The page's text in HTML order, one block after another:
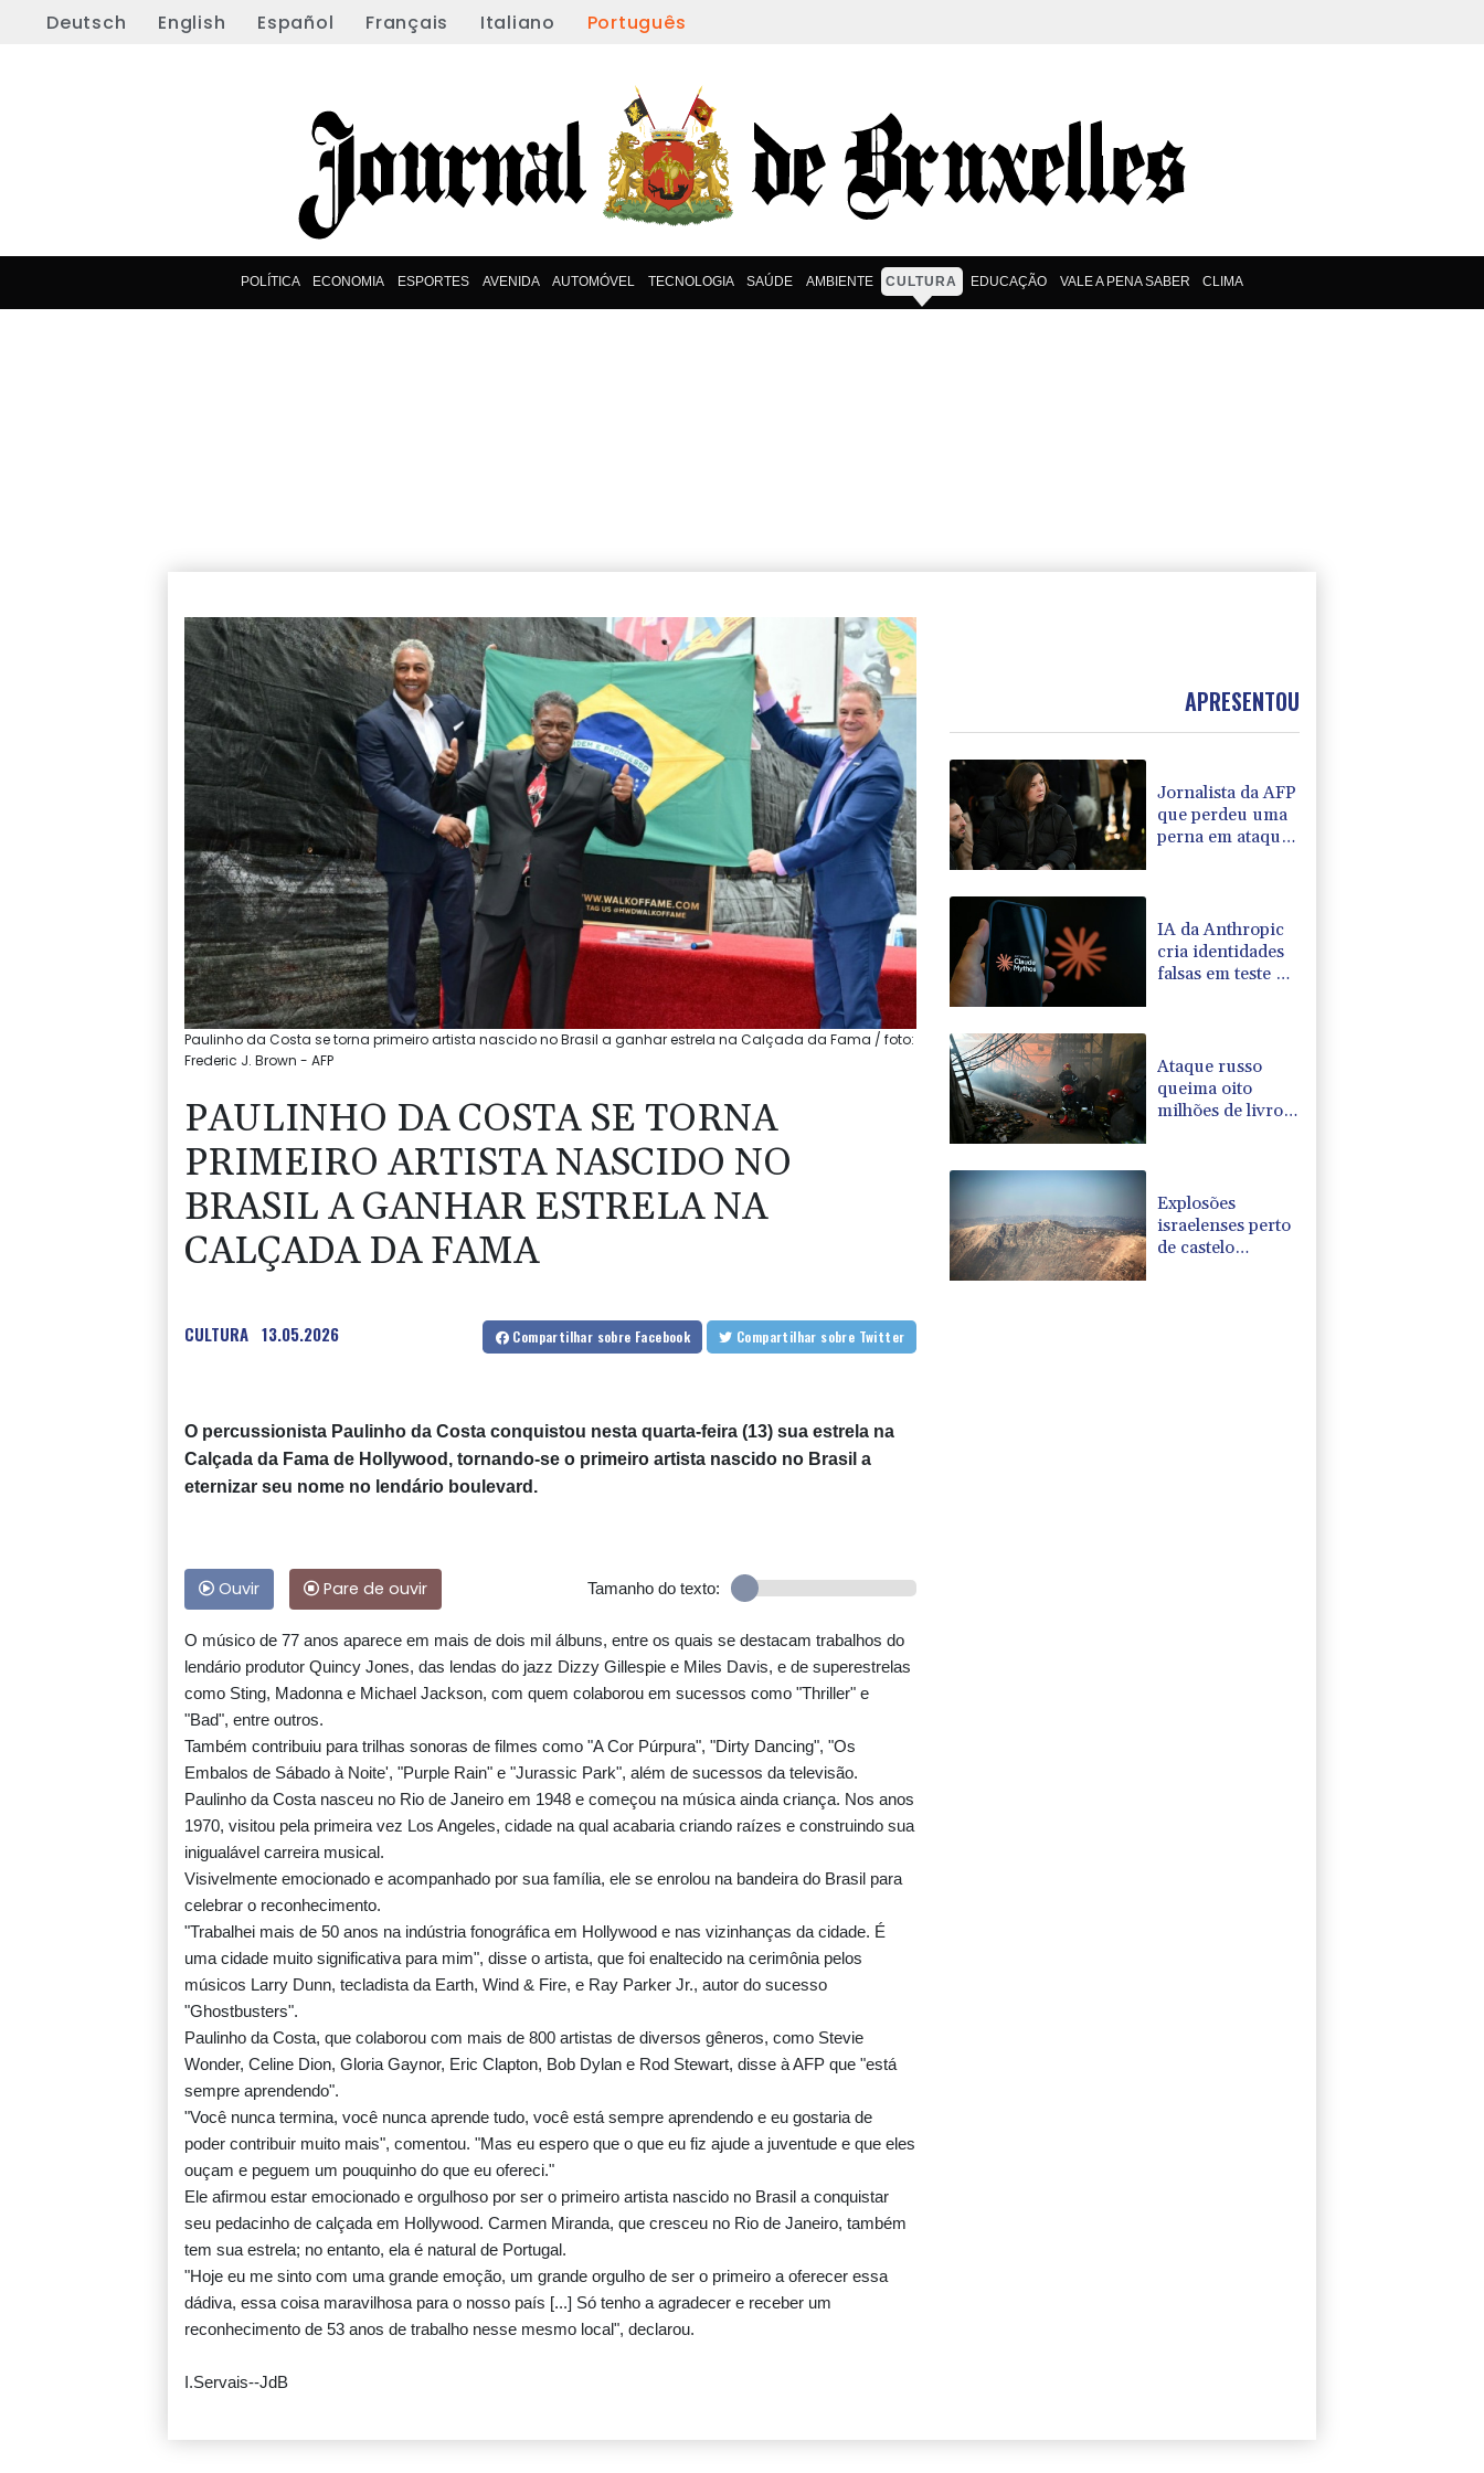
Deutsch English Español Français Italiano Português
POLÍTICA ECONOMIA ESPORTES AVENIDA AUTOMÓVEL TECNOLOGIA SAÚDE AMBIENTE CULTURA EDUCAÇÃO VALE A PENA SABER CLIMA
Paulinho da Costa se torna primeiro artista nascido no Brasil a ganhar estrela na Calçada da Fama / foto:
Frederic J. Brown - AFP
PAULINHO DA COSTA SE TORNA
PRIMEIRO ARTISTA NASCIDO NO
BRASIL A GANHAR ESTRELA NA
CALÇADA DA FAMA
CULTURA 13.05.2026 Compartilhar sobre Facebook Compartilhar sobre Twitter
O percussionista Paulinho da Costa conquistou nesta quarta-feira (13) sua estrela na
Calçada da Fama de Hollywood, tornando-se o primeiro artista nascido no Brasil a
eternizar seu nome no lendário boulevard.
Ouvir Pare de ouvir Tamanho do texto:
O músico de 77 anos aparece em mais de dois mil álbuns, entre os quais se destacam trabalhos do
lendário produtor Quincy Jones, das lendas do jazz Dizzy Gillespie e Miles Davis, e de superestrelas
como Sting, Madonna e Michael Jackson, com quem colaborou em sucessos como "Thriller" e
"Bad", entre outros.
Também contribuiu para trilhas sonoras de filmes como "A Cor Púrpura", "Dirty Dancing", "Os
Embalos de Sábado à Noite', "Purple Rain" e "Jurassic Park", além de sucessos da televisão.
Paulinho da Costa nasceu no Rio de Janeiro em 1948 e começou na música ainda criança. Nos anos
1970, visitou pela primeira vez Los Angeles, cidade na qual acabaria criando raízes e construindo sua
inigualável carreira musical.
Visivelmente emocionado e acompanhado por sua família, ele se enrolou na bandeira do Brasil para
celebrar o reconhecimento.
"Trabalhei mais de 50 anos na indústria fonográfica em Hollywood e nas vizinhanças da cidade. É
uma cidade muito significativa para mim", disse o artista, que foi enaltecido na cerimônia pelos
músicos Larry Dunn, tecladista da Earth, Wind & Fire, e Ray Parker Jr., autor do sucesso
"Ghostbusters".
Paulinho da Costa, que colaborou com mais de 800 artistas de diversos gêneros, como Stevie
Wonder, Celine Dion, Gloria Gaynor, Eric Clapton, Bob Dylan e Rod Stewart, disse à AFP que "está
sempre aprendendo".
"Você nunca termina, você nunca aprende tudo, você está sempre aprendendo e eu gostaria de
poder contribuir muito mais", comentou. "Mas eu espero que o que eu fiz ajude a juventude e que eles
ouçam e peguem um pouquinho do que eu ofereci."
Ele afirmou estar emocionado e orgulhoso por ser o primeiro artista nascido no Brasil a conquistar
seu pedacinho de calçada em Hollywood. Carmen Miranda, que cresceu no Rio de Janeiro, também
tem sua estrela; no entanto, ela é natural de Portugal.
"Hoje eu me sinto com uma grande emoção, um grande orgulho de ser o primeiro a oferecer essa
dádiva, essa coisa maravilhosa para o nosso país [...] Só tenho a agradecer e receber um
reconhecimento de 53 anos de trabalho nesse mesmo local", declarou.
I.Servais--JdB
APRESENTOU
Jornalista da AFP
que perdeu uma
perna em ataque
IA da Anthropic
cria identidades
falsas em teste no
Ataque russo
queima oito
milhões de livros
Explosões
israelenses perto
de castelo